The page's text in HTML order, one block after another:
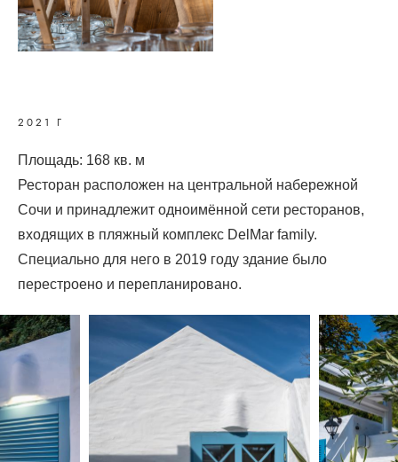
2021 Г
Площадь: 168 кв. м
Ресторан расположен на центральной набережной
Сочи и принадлежит одноимённой сети ресторанов,
входящих в пляжный комплекс DelMar family.
Специально для него в 2019 году здание было
перестроено и перепланировано.